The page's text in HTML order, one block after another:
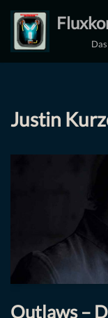
Zum
Inhalt
Justin
Outlaws –